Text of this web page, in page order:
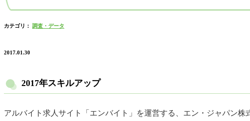
カテゴリ： 調査・データ
2017.01.30
2017年スキルアップ
アルバイト求人サイト「エンバイト」を運営する、エン・ジャパン